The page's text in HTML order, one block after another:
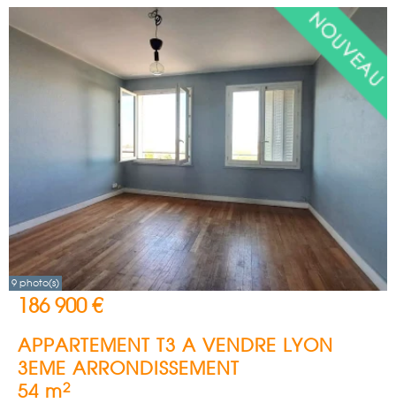
9 photo(s)
186 900 €
APPARTEMENT T3 A VENDRE LYON
3EME ARRONDISSEMENT
54 m2